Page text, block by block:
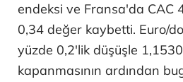
endeksi ve Fransa'da CAC
0,34 değer kaybetti. Euro/
yüzde 0,2'lik düşüşle
kapanmasının ardından